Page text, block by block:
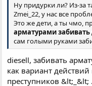
Ну придурки ли? Из-за
Zmei_22, у нас все
Это же дети, а ты чмо,
арматурами
сам голыми руками
diesell, забивать
как вариант
преступников